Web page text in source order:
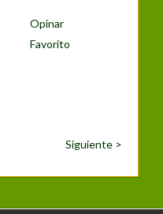
Opinar
Favorito
Siguiente >